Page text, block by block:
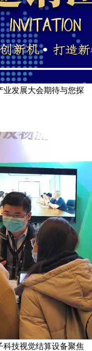
业发展大会期待与您探
科技视觉结算设备聚焦